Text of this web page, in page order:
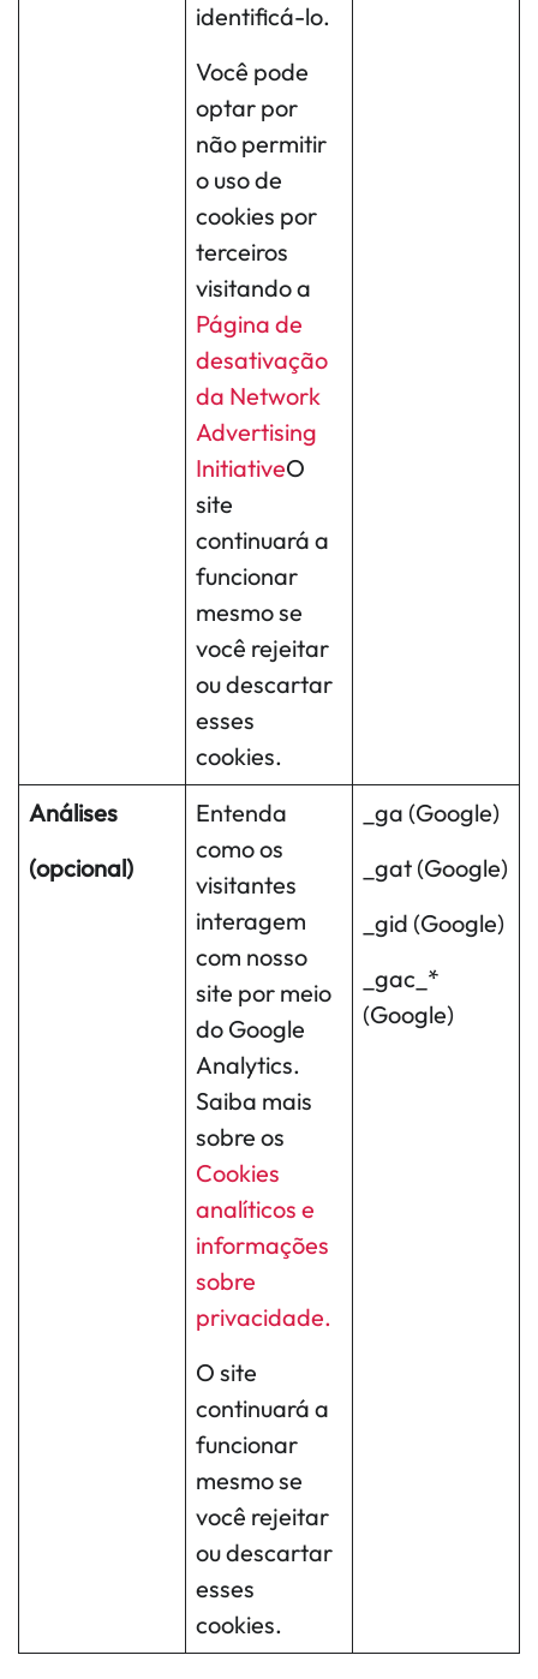
identificá-lo.
Você pode
optar por
não permitir
o uso de
cookies por
terceiros
visitando a
Página de
desativação
da Network
Advertising
InitiativeO
site
continuará a
funcionar
mesmo se
você rejeitar
ou descartar
esses
cookies.
Análises
(opcional)
Entenda
como os
visitantes
interagem
com nosso
site por meio
do Google
Analytics.
Saiba mais
sobre os
Cookies
analíticos e
informações
sobre
privacidade.
O site
continuará a
funcionar
mesmo se
você rejeitar
ou descartar
esses
cookies.
_ga (Google)
_gat (Google)
_gid (Google)
_gac_*
(Google)